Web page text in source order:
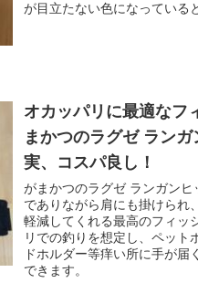
が目立たない色になっている
オカッパリに最適な
まかつのラグゼ ラン
実、コスパ良し！
がまかつのラグゼ ランガン
でありながら肩にも掛けられ
軽減してくれる最高のフィッ
リでの釣りを想定し、ペット
ドホルダー等痒い所に手が
できます。